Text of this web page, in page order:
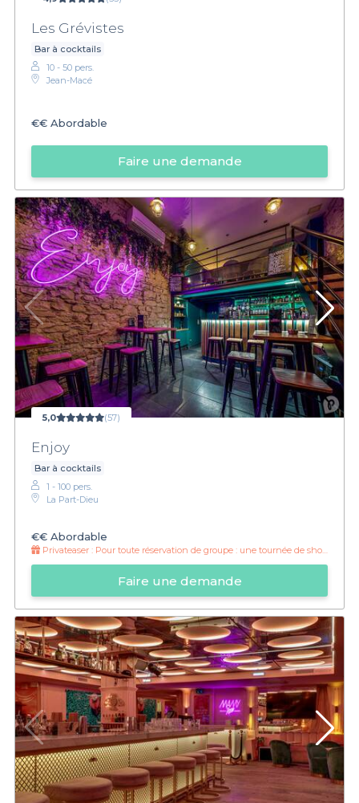
Les Grévistes
Bar à cocktails
10 - 50 pers.
Jean-Macé
€€ Abordable
Faire une demande
5,0 (57)
Enjoy
Bar à cocktails
1 - 100 pers.
La Part-Dieu
€€ Abordable
Privateaser : Pour toute réservation de groupe : une tournée de shot offerte !
Faire une demande